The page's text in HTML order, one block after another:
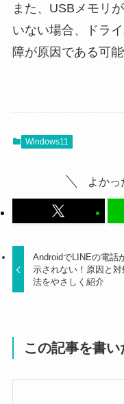
また、USBメモリ
いない場合、ドラ
障が原因である可
Windows11
よかっ
AndroidでLINEの電話
示されない！原因と対
法をやさしく紹介
この記事を書い